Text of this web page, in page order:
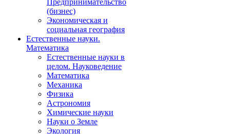
Предпринимательство
(бизнес)
Экономическая и
социальная география
Естественные науки.
Математика
Естественные науки в
целом. Науковедение
Математика
Механика
Физика
Астрономия
Химические науки
Науки о Земле
Экология